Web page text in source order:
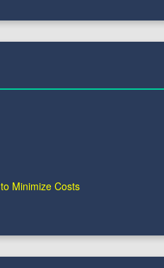
Minimize Costs